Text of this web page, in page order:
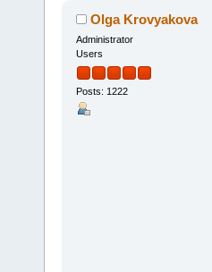
Olga Krovyakova
Administrator
Users
Posts: 1222